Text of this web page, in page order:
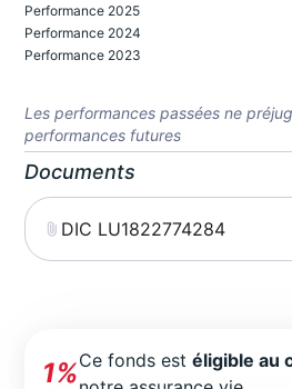
Performance 2025
Performance 2024
Performance 2023
Les performances passées ne
performances futures
Documents
DIC LU1822774284
1%Ce fonds estéligible au